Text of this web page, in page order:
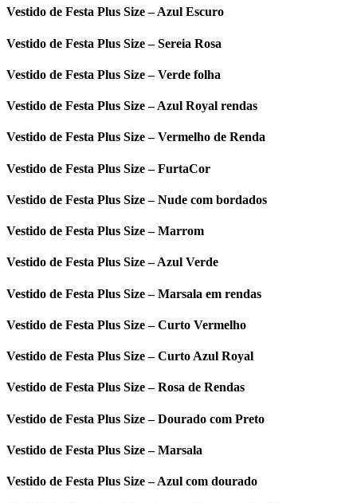
Vestido de Festa Plus Size – Azul Escuro
Vestido de Festa Plus Size – Sereia Rosa
Vestido de Festa Plus Size – Verde folha
Vestido de Festa Plus Size – Azul Royal rendas
Vestido de Festa Plus Size – Vermelho de Renda
Vestido de Festa Plus Size – FurtaCor
Vestido de Festa Plus Size – Nude com bordados
Vestido de Festa Plus Size – Marrom
Vestido de Festa Plus Size – Azul Verde
Vestido de Festa Plus Size – Marsala em rendas
Vestido de Festa Plus Size – Curto Vermelho
Vestido de Festa Plus Size – Curto Azul Royal
Vestido de Festa Plus Size – Rosa de Rendas
Vestido de Festa Plus Size – Dourado com Preto
Vestido de Festa Plus Size – Marsala
Vestido de Festa Plus Size – Azul com dourado